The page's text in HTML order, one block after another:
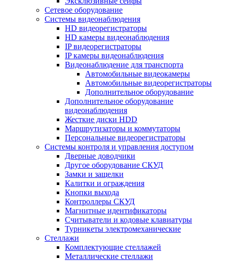
Сетевое оборудование
Системы видеонаблюдения
HD видеорегистраторы
HD камеры видеонаблюдения
IP видеорегистраторы
IP камеры видеонаблюдения
Видеонаблюдение для транспорта
Автомобильные видеокамеры
Автомобильные видеорегистраторы
Дополнительное оборудование
Дополнительное оборудование
видеонаблюдения
Жесткие диски HDD
Маршрутизаторы и коммутаторы
Персональные видеорегистраторы
Системы контроля и управления доступом
Дверные доводчики
Другое оборудование СКУД
Замки и защелки
Калитки и ограждения
Кнопки выхода
Контроллеры СКУД
Магнитные идентификаторы
Считыватели и кодовые клавиатуры
Турникеты электромеханические
Стеллажи
Комплектующие стеллажей
Металлические стеллажи